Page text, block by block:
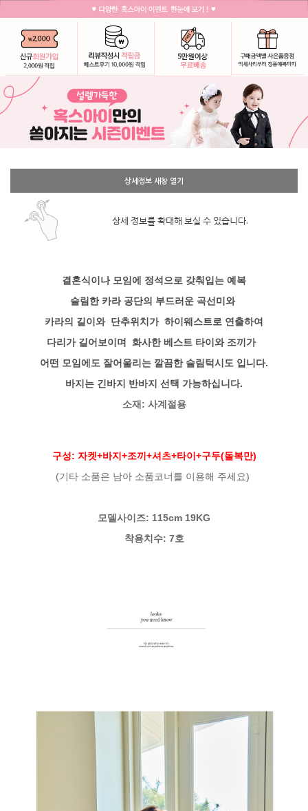
상세정보 새창 열기
상세 정보를 확대해 보실 수 있습니다.
결혼식이나 모임에 정석으로 갖춰입는 예복
슬림한 카라 공단의 부드러운 곡선미와
카라의 길이와 단추위치가 하이웨스트로 연출하여
다리가 길어보이며 화사한 베스트 타이와 조끼가
어떤 모임에도 잘어울리는 깔끔한 슬림턱시도 입니다.
바지는 긴바지 반바지 선택 가능하십니다.
소재: 사계절용
구성: 자켓+바지+조끼+셔츠+타이+구두(돌복만)
(기타 소품은 남아 소품코너를 이용해 주세요)
모델사이즈: 115cm 19KG
착용치수: 7호